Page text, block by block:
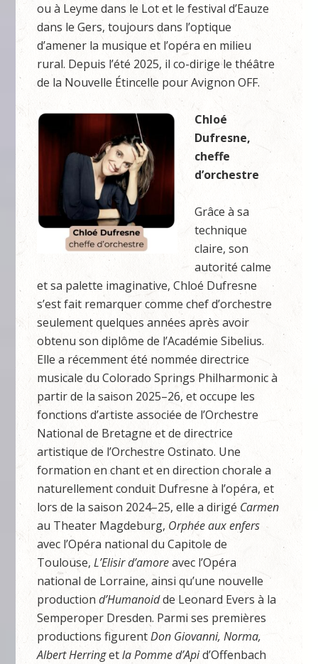
ou à Leyme dans le Lot et le festival d’Eauze
dans le Gers, toujours dans l’optique
d’amener la musique et l’opéra en milieu
rural. Depuis l’été 2025, il co-dirige le théâtre
de la Nouvelle Étincelle pour Avignon OFF.
Chloé
Dufresne,
cheffe
d’orchestre
Grâce à sa
technique
claire, son
autorité calme
et sa palette imaginative, Chloé Dufresne
s’est fait remarquer comme chef d’orchestre
seulement quelques années après avoir
obtenu son diplôme de l’Académie Sibelius.
Elle a récemment été nommée directrice
musicale du Colorado Springs Philharmonic à
partir de la saison 2025–26, et occupe les
fonctions d’artiste associée de l’Orchestre
National de Bretagne et de directrice
artistique de l’Orchestre Ostinato. Une
formation en chant et en direction chorale a
naturellement conduit Dufresne à l’opéra, et
lors de la saison 2024–25, elle a dirigéCarmen
au Theater Magdeburg, Orphée aux enfers
avec l’Opéra national du Capitole de
Toulouse,L’Elisir d’amoreavec l’Opéra
national de Lorraine, ainsi qu’une nouvelle
productiond’Humanoidde Leonard Evers à la
Semperoper Dresden. Parmi ses premières
productions figurentDon Giovanni, Norma,
Albert Herringetla Pomme d’Apid’Offenbach